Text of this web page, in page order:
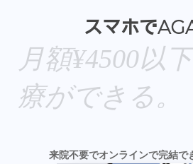
スマホで
月額¥4500以
療ができる。
来院不要でオンラインで完結で